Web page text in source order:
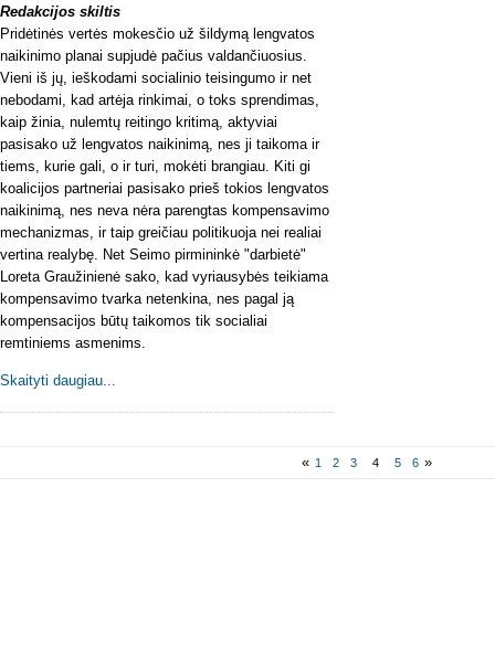
Redakcijos skiltis
Pridėtinės vertės mokesčio už šildymą lengvatos
naikinimo planai supjudė pačius valdančiuosius.
Vieni iš jų, ieškodami socialinio teisingumo ir net
nebodami, kad artėja rinkimai, o toks sprendimas,
kaip žinia, nulemtų reitingo kritimą, aktyviai
pasisako už lengvatos naikinimą, nes ji taikoma ir
tiems, kurie gali, o ir turi, mokėti brangiau. Kiti gi
koalicijos partneriai pasisako prieš tokios lengvatos
naikinimą, nes neva nėra parengtas kompensavimo
mechanizmas, ir taip greičiau politikuoja nei realiai
vertina realybę. Net Seimo pirmininkė "darbietė"
Loreta Graužinienė sako, kad vyriausybės teikiama
kompensavimo tvarka netenkina, nes pagal ją
kompensacijos būtų taikomos tik socialiai
remtiniems asmenims.
Skaityti daugiau...
« 1 2 3 4 5 6 »